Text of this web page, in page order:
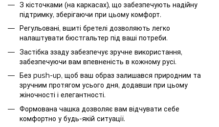
З кісточками (на каркасах), що забезпечують надійну
підтримку, зберігаючи при цьому комфорт.
Регульовані, вшиті бретелі дозволяють легко
налаштувати бюстгальтер під ваші потреби.
Застібка ззаду забезпечує зручне використання,
забезпечуючи вам впевненість в кожному русі.
Без push-up, щоб ваш образ залишався природним та
зручним протягом усього дня, додавши при цьому
жіночності і елегантності.
Формована чашка дозволяє вам відчувати себе
комфортно у будь-якій ситуації.